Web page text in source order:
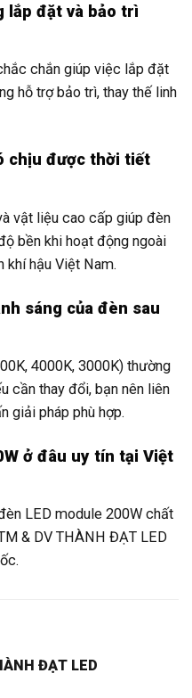
lắp đặt và bảo trì
chắn giúp việc lắp đặt
hỗ trợ bảo trì, thay thế linh
chịu được thời tiết
vật liệu cao cấp giúp đèn
bền khi hoạt động ngoài
khí hậu Việt Nam.
sáng của đèn sau
4000K, 3000K) thường
cần thay đổi, bạn nên liên
giải pháp phù hợp.
ở đâu uy tín tại Việt
LED module 200W chất
& DV THÀNH ĐẠT LED
ĐẠT LED